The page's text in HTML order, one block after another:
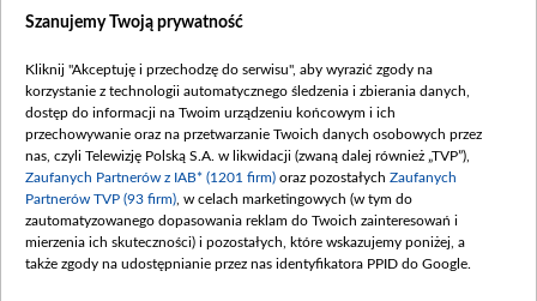
Dostępność
Procedura zgłoszeń wewnętrznych
Szanujemy Twoją prywatność
Kliknij "Akceptuję i przechodzę do serwisu", aby wyrazić zgody na
korzystanie z technologii automatycznego śledzenia i zbierania danych,
dostęp do informacji na Twoim urządzeniu końcowym i ich
przechowywanie oraz na przetwarzanie Twoich danych osobowych przez
nas, czyli Telewizję Polską S.A. w likwidacji (zwaną dalej również „TVP”),
Zaufanych Partnerów z IAB* (1201 firm) oraz pozostałych Zaufanych
Partnerów TVP (93 firm) , w celach marketingowych (w tym do
zautomatyzowanego dopasowania reklam do Twoich zainteresowań i
mierzenia ich skuteczności) i pozostałych, które wskazujemy poniżej, a
także zgody na udostępnianie przez nas identyfikatora PPID do Google.